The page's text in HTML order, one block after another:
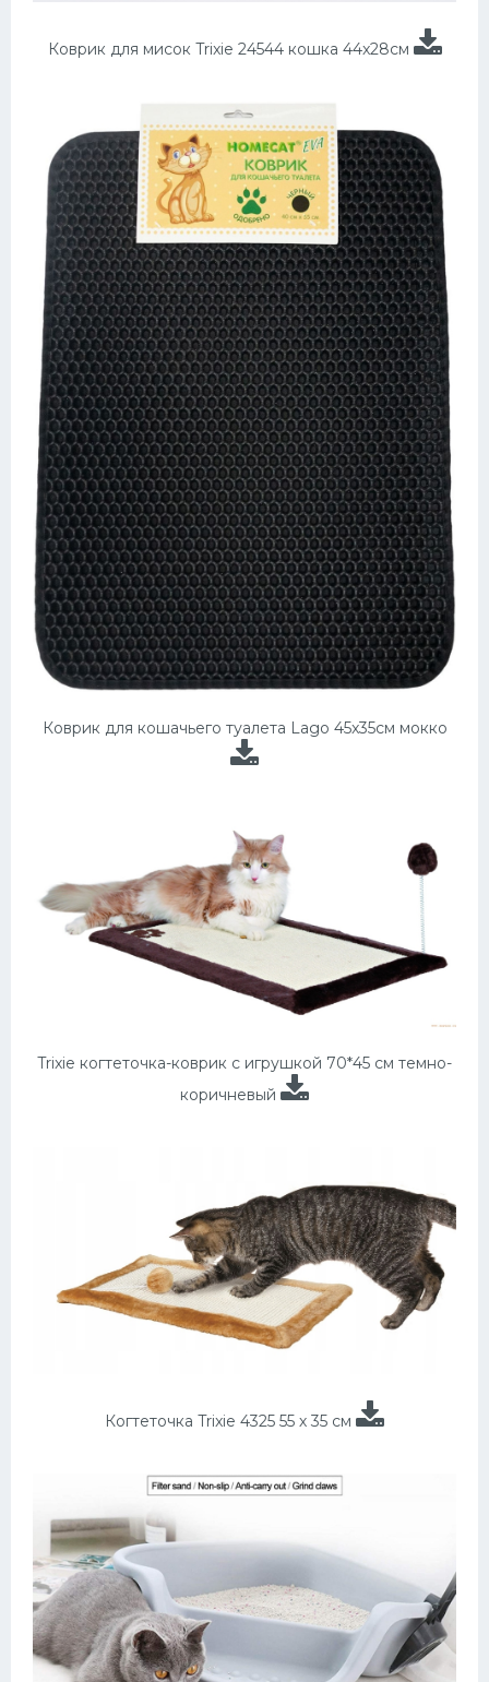
Коврик для мисок Trixie 24544 кошка 44x28см
Коврик для кошачьего туалета Lago 45x35см мокко
Trixie когтеточка-коврик с игрушкой 70*45 см темно-
коричневый
Когтеточка Trixie 4325 55 х 35 см